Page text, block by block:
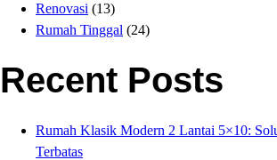
Renovasi (13)
Rumah Tinggal (24)
Recent Posts
Rumah Klasik Modern 2 Lantai 5×10:
Terbatas